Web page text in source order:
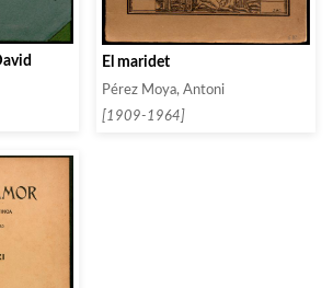
El maridet
Pérez Moya, Antoni
[1909-1964]